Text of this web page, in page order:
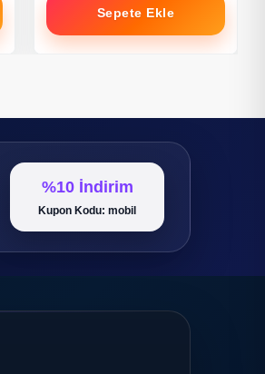
Sepete Ekle
%10 İndirim
Kupon Kodu: mobil